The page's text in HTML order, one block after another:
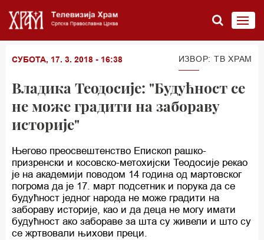
СУБОТА, 17. 3. 2018 - 16:38 ИЗВОР: ТВ ХРАМ
Владика Теодосије: "Будућност се
не може градити на забораву
историје"
Његово преосвештенство Eпископ рашко-
призренски и косовско-метохијски Теодосије рекао
је на академији поводом 14 година од мартовског
погрома да је 17. март подсетник и порука да се
будућност једног народа не може градити на
забораву историје, као и да деца не могу имати
будућност ако забораве за шта су живели и што су
се жртвовали њихови преци.